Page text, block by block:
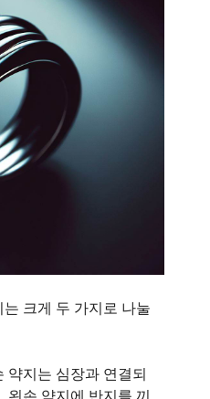
크게 두 가지로 나눌
약지는 심장과 연결되